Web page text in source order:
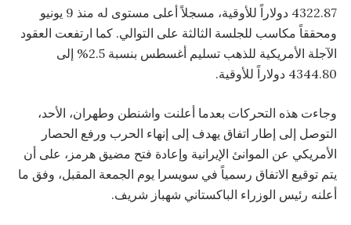
4322.87 دولاراً للأوقية، مسجلاً أعلى مستوى له منذ 9 يونيو
ومحققاً مكاسب للجلسة الثالثة على التوالي. كما ارتفعت العقود
الآجلة الأمريكية للذهب تسليم أغسطس بنسبة 2.5% إلى
4344.80 دولاراً للأوقية.
وجاءت هذه التحركات بعدما أعلنت واشنطن وطهران، الأحد،
التوصل إلى إطار اتفاق يهدف إلى إنهاء الحرب ورفع الحصار
الأمريكي عن الموانئ الإيرانية وإعادة فتح مضيق هرمز، على أن
يتم توقيع الاتفاق رسمياً في سويسرا يوم الجمعة المقبل، وفق ما
أعلنه رئيس الوزراء الباكستاني شهباز شريف.